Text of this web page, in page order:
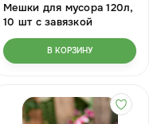
Мешки для мусора 120л,
10 шт с завязкой
Мультипласт
В КОРЗИНУ